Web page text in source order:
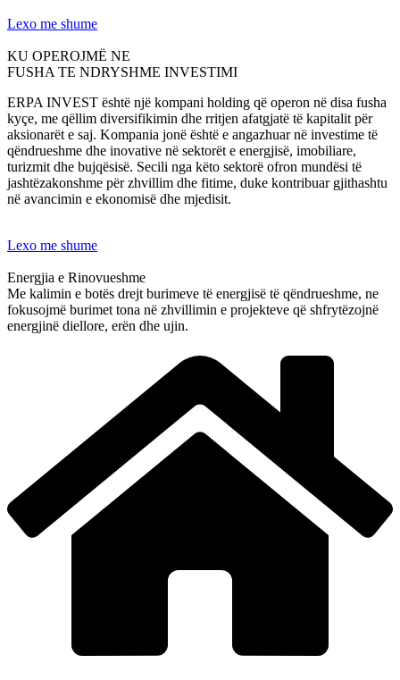
Lexo me shume
KU OPEROJMË NE
FUSHA TE NDRYSHME INVESTIMI
ERPA INVEST është një kompani holding që operon në disa fusha
kyçe, me qëllim diversifikimin dhe rritjen afatgjatë të kapitalit për
aksionarët e saj. Kompania jonë është e angazhuar në investime të
qëndrueshme dhe inovative në sektorët e energjisë, imobiliare,
turizmit dhe bujqësisë. Secili nga këto sektorë ofron mundësi të
jashtëzakonshme për zhvillim dhe fitime, duke kontribuar gjithashtu
në avancimin e ekonomisë dhe mjedisit.
Lexo me shume
Energjia e Rinovueshme
Me kalimin e botës drejt burimeve të energjisë të qëndrueshme, ne
fokusojmë burimet tona në zhvillimin e projekteve që shfrytëzojnë
energjinë diellore, erën dhe ujin.